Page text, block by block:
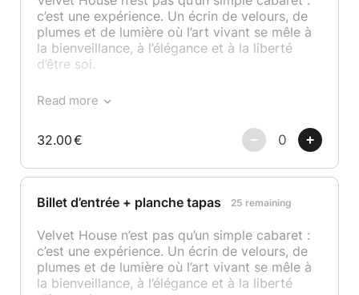
Envie de vivre toute la soirée chez nous ?
Notre espace bar avec petite restauration
vous accueille dès 18h.
L’installation en salle est libre : les premiers
donc invité.e.s à venir tôt pour choisir la place
Velvet House est un lieu chic, festif et
respectueux. Une tenue correcte est attendue,
élégante, à votre image. Nous adorons les
styles affirmés, décalés, classiques ou
flamboyants : ici, vous pouvez être vous-
même. L’important, c’est de briller avec
respect.
Nous croyons en une fête belle, libre et
c’est une expérience. Un écrin de velours, de
plumes et de lumière où l’art vivant se mêle à
la bienveillance, à l’élégance et à la liberté
d’être soi.
Nos spectacles débutent à 21h précises et se
pauses pour savourer l’instant et rencontrer
les artistes. Chaque week-end, nous vous
quatre artistes différents, entre drags,
transformistes, magiciens,..
Envie de vivre toute la soirée chez nous ?
Notre espace bar avec petite restauration
vous accueille dès 18h.
Read more
32.00€
Billet d’entrée + planche tapas 25 remaining
Velvet House n’est pas qu’un simple cabaret :
c’est une expérience. Un écrin de velours, de
plumes et de lumière où l’art vivant se mêle à
la bienveillance, à l’élégance et à la liberté